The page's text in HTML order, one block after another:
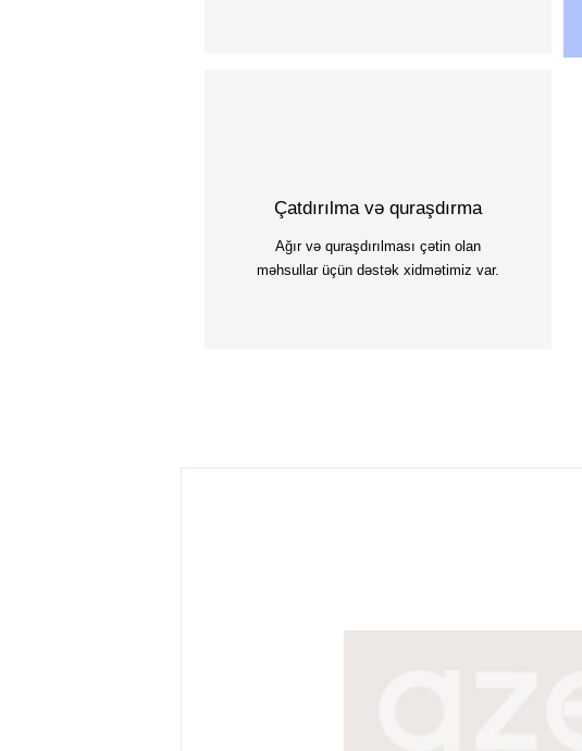
Çatdırılma və quraşdırma
Ağır və quraşdırılması çətin olan
məhsullar üçün dəstək xidmətimiz var.